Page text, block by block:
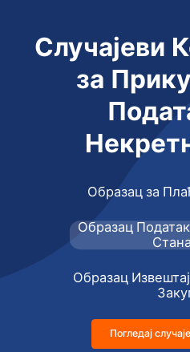
Случајеви
за
Образац за
Образац
Образац
Погледај